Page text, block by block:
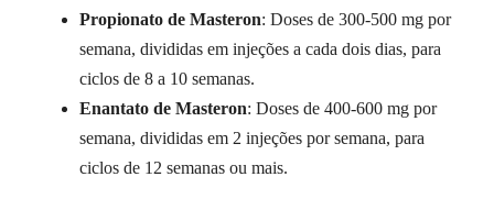
Propionato de Masteron: Doses de 300-500 mg por
semana, divididas em injeções a cada dois dias, para
ciclos de 8 a 10 semanas.
Enantato de Masteron: Doses de 400-600 mg por
semana, divididas em 2 injeções por semana, para
ciclos de 12 semanas ou mais.